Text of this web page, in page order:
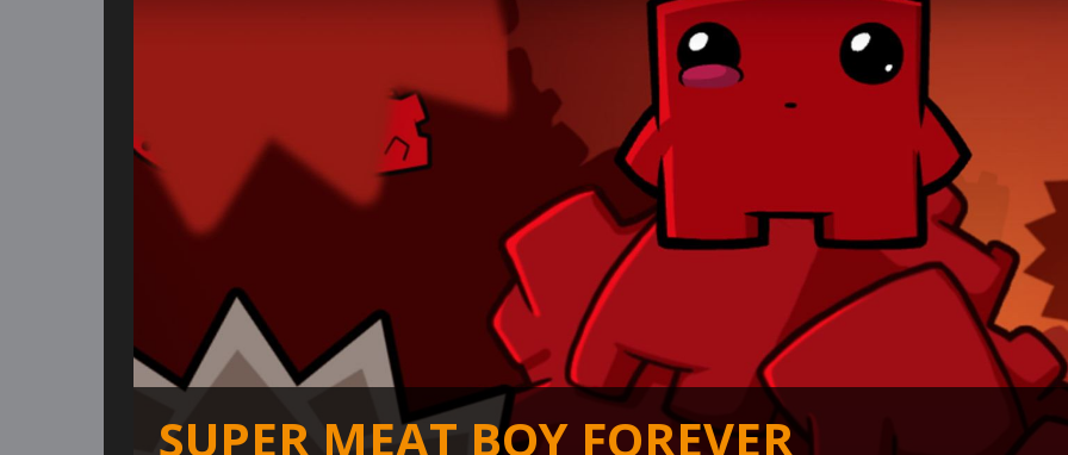
SUPER MEAT BOY FOREVER